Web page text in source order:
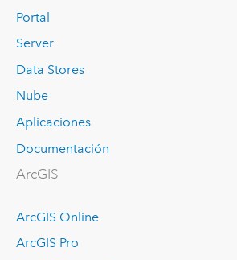
Portal
Server
Data Stores
Nube
Aplicaciones
Documentación
ArcGIS
ArcGIS Online
ArcGIS Pro